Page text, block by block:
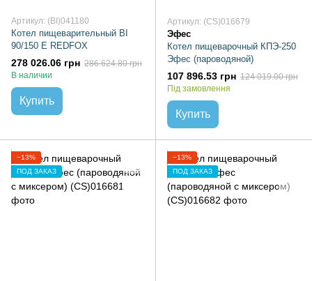
Артикул: (BI)041180
Котел пищеварительный BI
90/150 E REDFOX
278 026.06 грн 286 624.80 грн
В наличии
Купить
Артикул: (CS)016679
Эфес
Котел пищеварочный КПЭ-250
Эфес (пароводяной)
107 896.53 грн 124 019.00 грн
Під замовлення
Купить
−13%
ПОД ЗАКАЗ
−13%
ПОД ЗАКАЗ